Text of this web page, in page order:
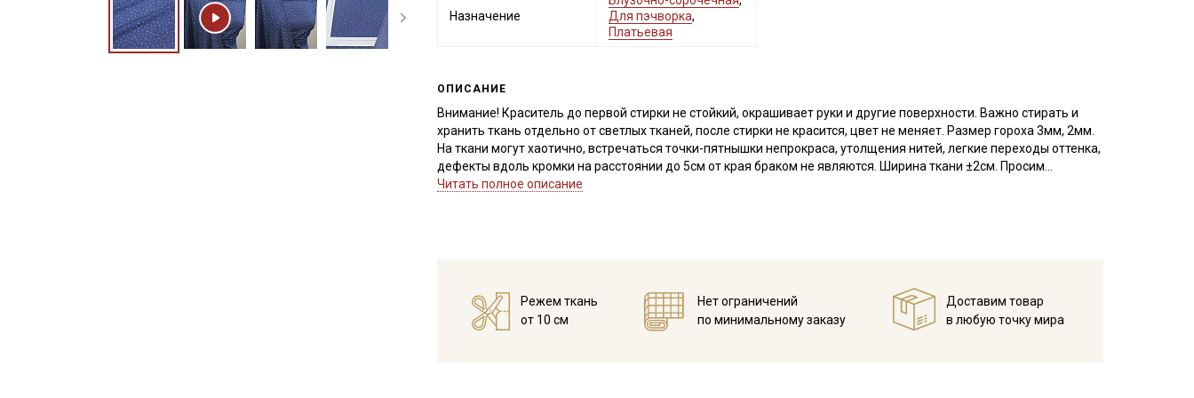
Назначение
Для пэчворка,
Платьевая
ОПИСАНИЕ
Внимание! Краситель до первой стирки не стойкий, окрашивает руки и другие поверхности. Важно стирать и
хранить ткань отдельно от светлых тканей, после стирки не красится, цвет не меняет. Размер гороха 3мм, 2мм.
На ткани могут хаотично, встречаться точки-пятнышки непрокраса, утолщения нитей, легкие переходы оттенка,
дефекты вдоль кромки на расстоянии до 5см от края браком не являются. Ширина ткани ±2см. Просим
учитывать это при заказе!
сумок, панамок.
Дает усадку до 5-7% перед пошивом постирайте отрез в расправленном виде, при температуре не выше 40C,
высушите в 1 слой и прогладьте с осторожностью с изнанки. Важно, ткань имеет свойство линять особенно при
Читать полное описание
Режем ткань
от 10 см
Нет ограничений
по минимальному заказу
Доставим товар
в любую точку мира